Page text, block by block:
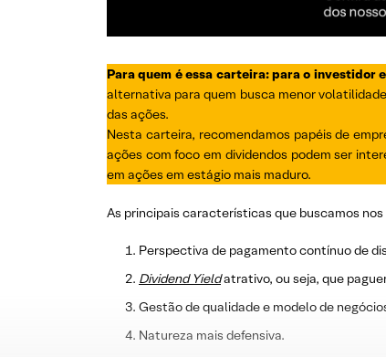
Para quem é essa carteira: para o
alternativa para quem busca menor
das ações.
Nesta carteira, recomendamos papéis de
ações com foco em dividendos podem ser
em ações em estágio mais maduro.
As principais características que buscamos
Perspectiva de pagamento contínuo de
Dividend Yieldatrativo, ou seja, que
Gestão de qualidade e modelo de
Natureza mais defensiva.